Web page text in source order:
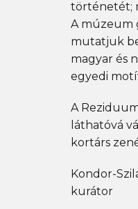
történetét;
A múzeum
mutatjuk
magyar és
egyedi
A
láthatóvá
kortárs
Kondor-
kurátor